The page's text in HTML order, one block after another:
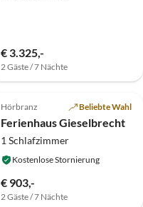
€ 3.325,-
2 Gäste / 7 Nächte
Top-Inserat
Hörbranz Beliebte Wahl
Ferienhaus Gieselbrecht
1 Schlafzimmer
Kostenlose Stornierung
€ 903,-
2 Gäste / 7 Nächte